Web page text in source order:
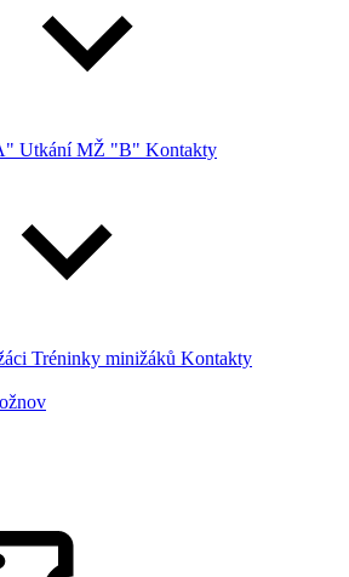
Utkání MŽ "B" Kontakty
Tréninky minižáků Kontakty